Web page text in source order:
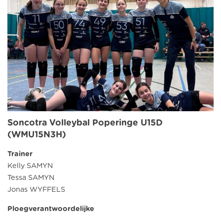
Soncotra Volleybal Poperinge U15D
(WMU15N3H)
Trainer
Kelly SAMYN
Tessa SAMYN
Jonas WYFFELS
Ploegverantwoordelijke